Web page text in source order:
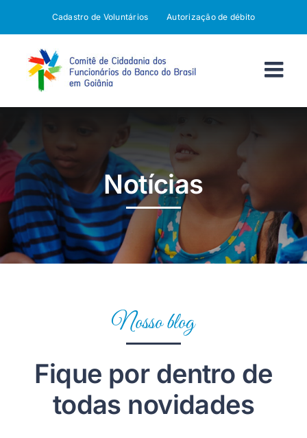
conteúdo
Cadastro de Voluntários Autorização de débito
Notícias
Nosso blog
Fique por dentro de
todas novidades